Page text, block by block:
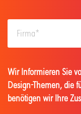
Wir Informieren Sie
Design-Themen, die
benötigen wir Ihre